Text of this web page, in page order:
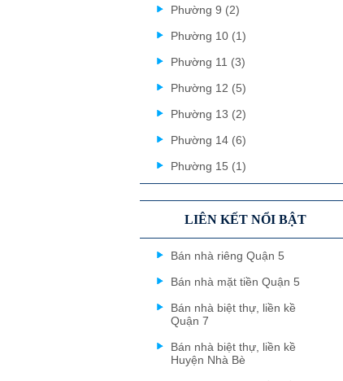
Phường 9 (2)
Phường 10 (1)
Phường 11 (3)
Phường 12 (5)
Phường 13 (2)
Phường 14 (6)
Phường 15 (1)
LIÊN KẾT NỔI BẬT
Bán nhà riêng Quận 5
Bán nhà mặt tiền Quận 5
Bán nhà biệt thự, liền kề
Quận 7
Bán nhà biệt thự, liền kề
Huyện Nhà Bè